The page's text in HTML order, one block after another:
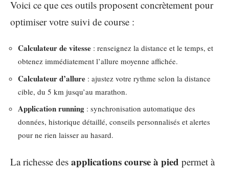
Voici ce que ces outils proposent concrètement pour
optimiser votre suivi de course :
Calculateur de vitesse : renseignez la distance et le temps, et
obtenez immédiatement l’allure moyenne affichée.
Calculateur d’allure : ajustez votre rythme selon la distance
cible, du 5 km jusqu’au marathon.
Application running : synchronisation automatique des
données, historique détaillé, conseils personnalisés et alertes
pour ne rien laisser au hasard.
La richesse des applications course à pied permet à